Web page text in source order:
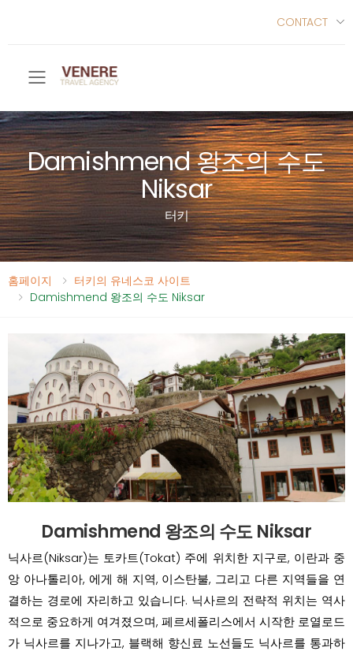
CONTACT
Toggle mobile menu
Damishmend 왕조의 수도
Niksar
터키
홈페이지
터키의 유네스코 사이트
Damishmend 왕조의 수도 Niksar
Damishmend 왕조의 수도 Niksar
닉사르(Niksar)는 토카트(Tokat) 주에 위치한 지구로, 이란과 중
앙 아나톨리아, 에게 해 지역, 이스탄불, 그리고 다른 지역들을 연
결하는 경로에 자리하고 있습니다. 닉사르의 전략적 위치는 역사
적으로 중요하게 여겨졌으며, 페르세폴리스에서 시작한 로열로드
가 닉사르를 지나가고, 블랙해 향신료 노선들도 닉사르를 통과하